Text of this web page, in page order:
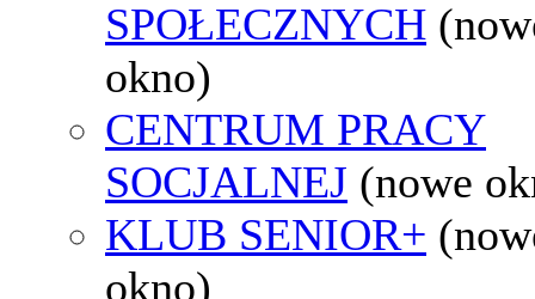
SPOŁECZNYCH
okno)
CENTRUM PRACY
SOCJALNEJ (nowe
KLUB SENIOR+
okno)